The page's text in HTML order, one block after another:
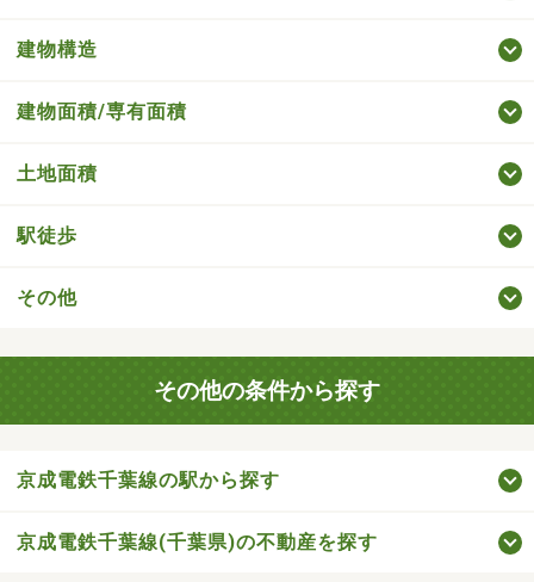
建物構造
建物面積/専有面積
土地面積
駅徒歩
その他
その他の条件から探す
京成電鉄千葉線の駅から探す
京成電鉄千葉線(千葉県)の不動産を探す